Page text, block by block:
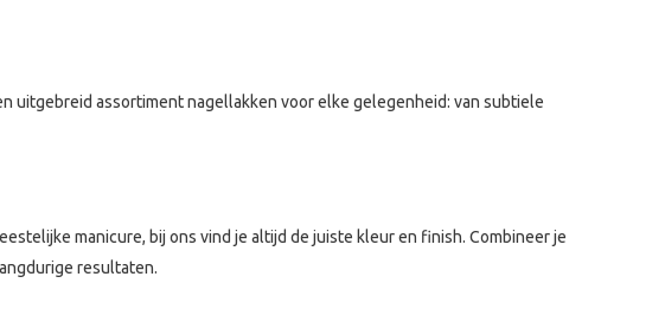
uitgebreid assortiment nagellakken voor elke gelegenheid: van subtiele
manicure, bij ons vind je altijd de juiste kleur en finish. Combineer je
resultaten.